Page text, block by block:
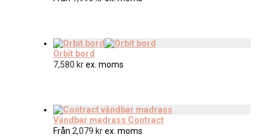
Orbit bord
7,580 krex. moms
Vändbar madrass Contract
Från 2,079 krex. moms